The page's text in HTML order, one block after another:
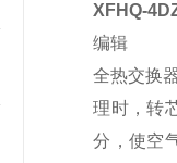
XFHQ-
编辑
全热交换
理时，转
分，使空